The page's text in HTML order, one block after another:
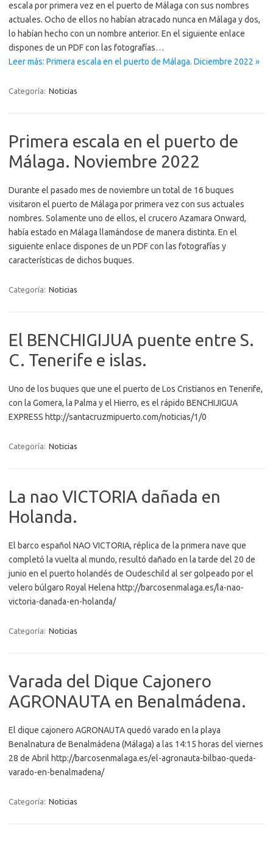
escala por primera vez en el puerto de Málaga con sus nombres
actuales. Ocho de ellos no habían atracado nunca en Málaga y dos,
lo habían hecho con un nombre anterior. En el siguiente enlace
dispones de un PDF con las fotografías…
Leer más: Primera escala en el puerto de Málaga. Diciembre 2022 »
Categoría: Noticias
Primera escala en el puerto de
Málaga. Noviembre 2022
Durante el pasado mes de noviembre un total de 16 buques
visitaron el puerto de Málaga por primera vez con sus actuales
nombres. Solamente uno de ellos, el crucero Azamara Onward,
había estado en Málaga llamándose de manera distinta. En el
siguiente enlace dispones de un PDF con las fotografías y
características de dichos buques.
Categoría: Noticias
El BENCHIGIJUA puente entre S.
C. Tenerife e islas.
Uno de los buques que une el puerto de Los Cristianos en Tenerife,
con la Gomera, la Palma y el Hierro, es el rápido BENCHIJIGUA
EXPRESS http://santacruzmipuerto.com/noticias/1/0
Categoría: Noticias
La nao VICTORIA dañada en
Holanda.
El barco español NAO VICTORIA, réplica de la primera nave que
completó la vuelta al mundo, resultó dañado en la tarde del 20 de
junio en el puerto holandés de Oudeschild al ser golpeado por el
velero búlgaro Royal Helena http://barcosenmalaga.es/la-nao-
victoria-danada-en-holanda/
Categoría: Noticias
Varada del Dique Cajonero
AGRONAUTA en Benalmádena.
El dique cajonero AGRONAUTA quedó varado en la playa
Benalnatura de Benalmádena (Málaga) a las 14:15 horas del viernes
28 de Abril http://barcosenmalaga.es/el-agronauta-bilbao-queda-
varado-en-benalmadena/
Categoría: Noticias